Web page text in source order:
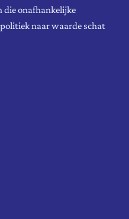
die onafhankelijke
naar waarde schat